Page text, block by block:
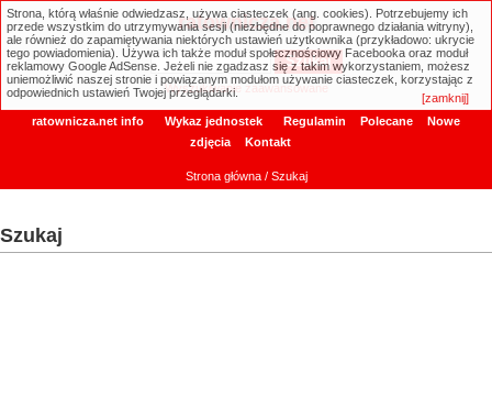
ratownicza.net
Wyszukiwanie zaawansowane
ratownicza.net info Wykaz jednostek Regulamin Polecane
Nowe
zdjęcia
Kontakt
Strona główna/ Szukaj
Szukaj
Strona, którą właśnie odwiedzasz, używa ciasteczek (ang. cookies). Potrzebujemy ich
przede wszystkim do utrzymywania sesji (niezbędne do poprawnego działania witryny),
ale również do zapamiętywania niektórych ustawień użytkownika (przykładowo: ukrycie
tego powiadomienia). Używa ich także moduł społecznościowy Facebooka oraz moduł
reklamowy Google AdSense. Jeżeli nie zgadzasz się z takim wykorzystaniem, możesz
uniemożliwić naszej stronie i powiązanym modułom używanie ciasteczek, korzystając z
odpowiednich ustawień Twojej przeglądarki.
[zamknij]